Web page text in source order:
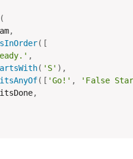
(
,
( [
,
( 'S' ) ,
( [ 'Go!' , 'False
,